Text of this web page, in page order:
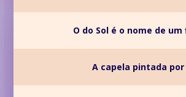
O do Sol é o nome de
A capela pintada